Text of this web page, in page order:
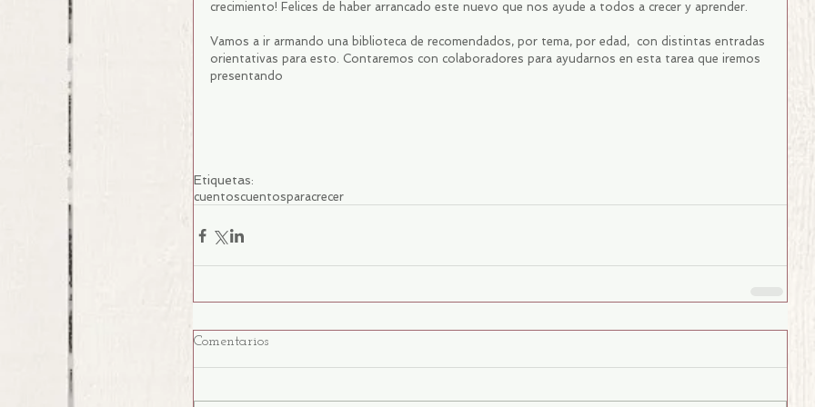
crecimiento! Felices de haber arrancado este nuevo que nos ayude a todos a crecer y aprender.
Vamos a ir armando una biblioteca de recomendados, por tema, por edad,  con distintas entradas
orientativas para esto. Contaremos con colaboradores para ayudarnos en esta tarea que iremos
presentando
Etiquetas:
cuentoscuentosparacrecer
Comentarios